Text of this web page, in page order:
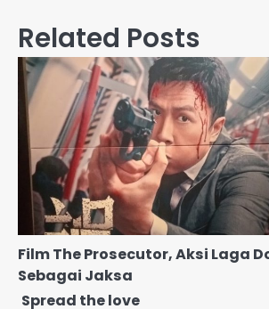
Related Posts
Film The Prosecutor, Aksi Laga
Sebagai Jaksa
Spread the love